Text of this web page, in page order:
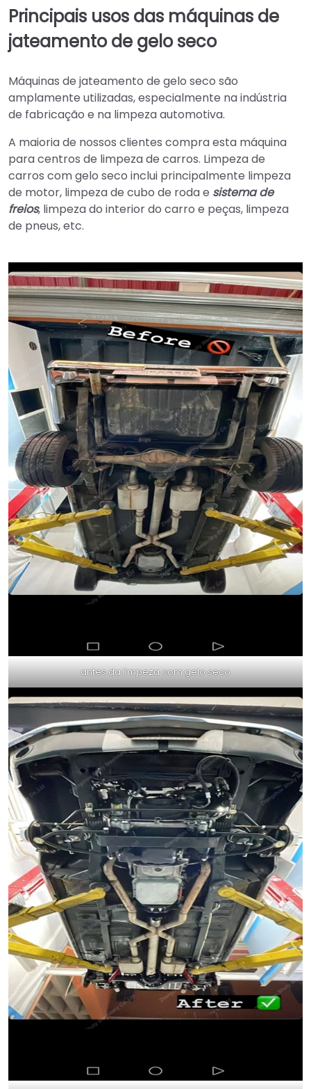
Principais usos das máquinas de
jateamento de gelo seco
Máquinas de jateamento de gelo seco são
amplamente utilizadas, especialmente na indústria
de fabricação e na limpeza automotiva.
A maioria de nossos clientes compra esta máquina
para centros de limpeza de carros. Limpeza de
carros com gelo seco inclui principalmente limpeza
de motor, limpeza de cubo de roda e sistema de
freios, limpeza do interior do carro e peças, limpeza
de pneus, etc.
antes da limpeza com gelo seco